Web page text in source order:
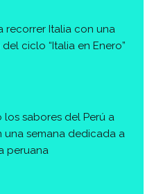
recorrer Italia con una
ciclo “Italia en Enero”
sabores del Perú a
una semana dedicada a
peruana